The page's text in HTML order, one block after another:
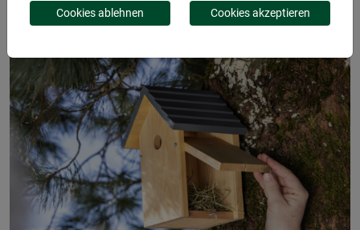
Cookies ablehnen Cookies akzeptieren